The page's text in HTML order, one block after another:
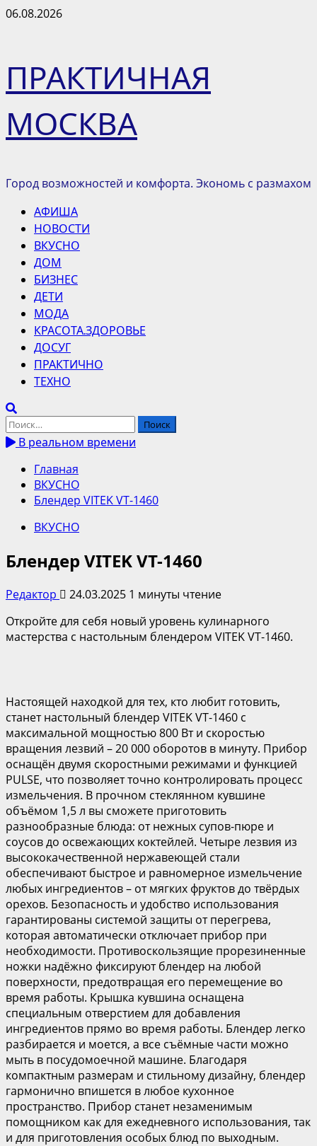
Перейти
06.08.2026
ПРАКТИЧНАЯ
МОСКВА
Город возможностей и комфорта. Экономь с размахом
Основное
меню
АФИША
НОВОСТИ
ВКУСНО
ДОМ
БИЗНЕС
ДЕТИ
МОДА
КРАСОТА.ЗДОРОВЬЕ
ДОСУГ
ПРАКТИЧНО
ТЕХНО
Найти:
В реальном времени
Главная
ВКУСНО
Блендер VITEK VT-1460
ВКУСНО
Блендер VITEK VT-1460
Редактор 24.03.2025 1 минуты чтение
Откройте для себя новый уровень кулинарного
мастерства с настольным блендером VITEK VT-1460.
Настоящей находкой для тех, кто любит готовить,
станет настольный блендер VITEK VT-1460 с
максимальной мощностью 800 Вт и скоростью
вращения лезвий – 20 000 оборотов в минуту. Прибор
оснащён двумя скоростными режимами и функцией
PULSE, что позволяет точно контролировать процесс
измельчения. В прочном стеклянном кувшине
объёмом 1,5 л вы сможете приготовить
разнообразные блюда: от нежных супов-пюре и
соусов до освежающих коктейлей. Четыре лезвия из
высококачественной нержавеющей стали
обеспечивают быстрое и равномерное измельчение
любых ингредиентов – от мягких фруктов до твёрдых
орехов. Безопасность и удобство использования
гарантированы системой защиты от перегрева,
которая автоматически отключает прибор при
необходимости. Противоскользящие прорезиненные
ножки надёжно фиксируют блендер на любой
поверхности, предотвращая его перемещение во
время работы. Крышка кувшина оснащена
специальным отверстием для добавления
ингредиентов прямо во время работы. Блендер легко
разбирается и моется, а все съёмные части можно
мыть в посудомоечной машине. Благодаря
компактным размерам и стильному дизайну, блендер
гармонично впишется в любое кухонное
пространство. Прибор станет незаменимым
помощником как для ежедневного использования, так
и для приготовления особых блюд по выходным.